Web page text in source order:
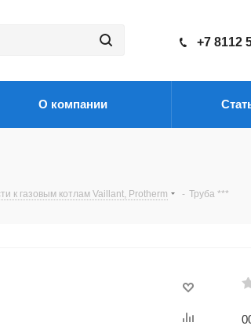
+7 8112
О компании
к газовым котлам Vaillant, Protherm - Труба ***